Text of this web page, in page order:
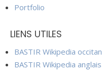
Portfolio
LIENS UTILES
BASTIR Wikipedia occitan
BASTIR Wikipedia anglais